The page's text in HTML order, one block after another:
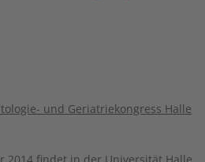
und Geriatriekongress Halle